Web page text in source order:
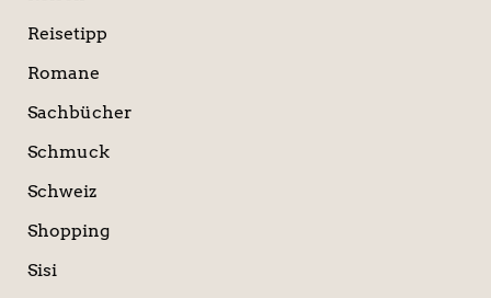
Reisetipp
Romane
Sachbücher
Schmuck
Schweiz
Shopping
Sisi